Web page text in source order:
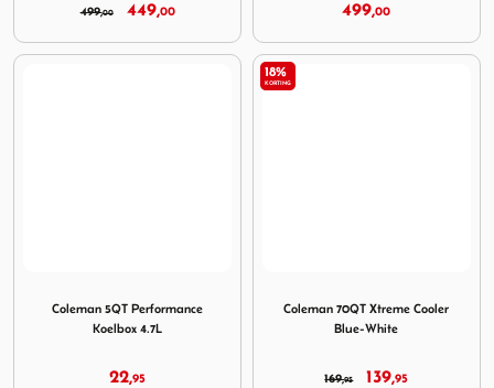
499,00 449,00 499,00
Coleman 5QT Performance
Koelbox 4.7L
22,95
18%
KORTING
Coleman 70QT Xtreme Cooler
Blue-White
169,95 139,95